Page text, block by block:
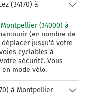
(34170) à
(34000) à
(en nombre de
jusqu'à votre
cyclables à
sécurité. Vous
en mode vélo.
à Montpellier